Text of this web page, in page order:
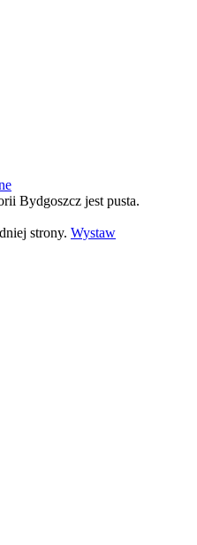
Bydgoszcz jest pusta.
strony. Wystaw